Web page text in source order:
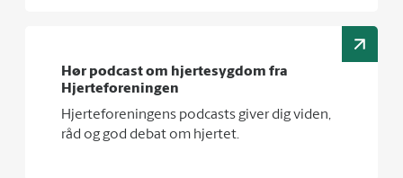
Hør podcast om hjertesygdom fra
Hjerteforeningen
Hjerteforeningens podcasts giver dig viden,
råd og god debat om hjertet.